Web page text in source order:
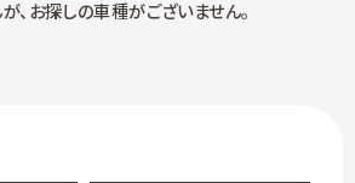
、 お探しの車種がございません。